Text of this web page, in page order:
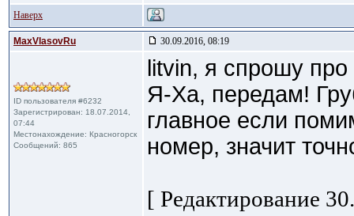
Наверх
MaxVlasovRu 30.09.2016, 08:19
ID пользователя #6232
Зарегистрирован: 18.07.2014,
07:44
Местонахождение: Красногорск
Сообщений: 865
litvin, я спрошу
Я-Ха, передам!
главное если
номер, значит
[ Редактирование